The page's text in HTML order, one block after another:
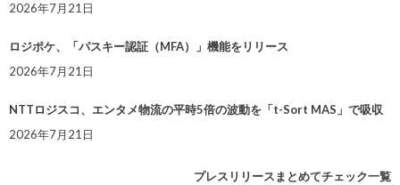
2026年7月21日
ロジポケ、「パスキー認証（MFA）」機能をリリース
2026年7月21日
NTTロジスコ、エンタメ物流の平時5倍の波動を「t-Sort MAS」で吸収
2026年7月21日
プレスリリースまとめてチェック一覧